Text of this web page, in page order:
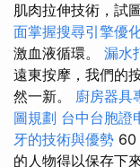
肌肉拉伸技術，試
面掌握搜尋引擎優
激血液循環。 漏水
遠東按摩，我們的
然一新。 廚房器具
圖規劃 台中台胞證
牙的技術與優勢 60
的人物得以保存下